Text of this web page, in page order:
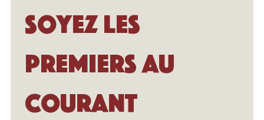
Soyez les
premiers au
courant